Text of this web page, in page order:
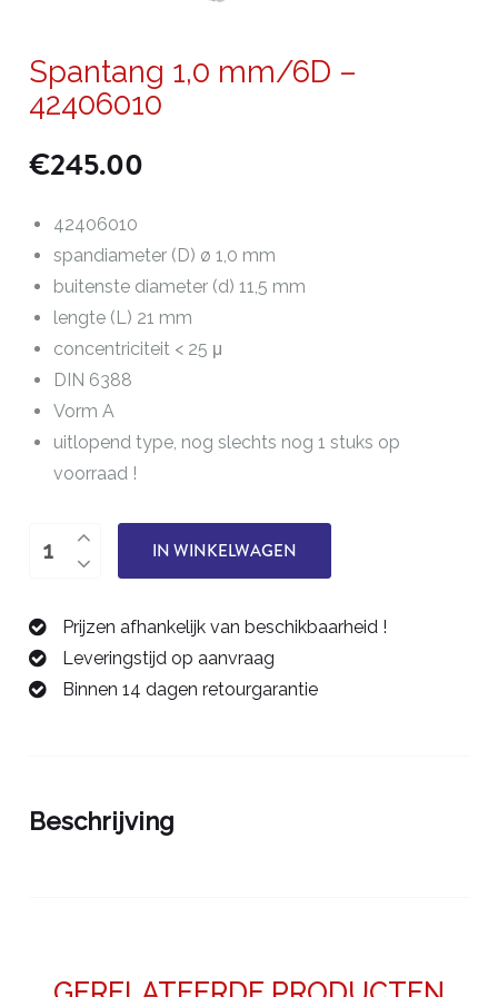
Spantang 1,0 mm/6D –
42406010
€245.00
42406010
spandiameter (D) ø 1,0 mm
buitenste diameter (d) 11,5 mm
lengte (L) 21 mm
concentriciteit < 25 μ
DIN 6388
Vorm A
uitlopend type, nog slechts nog 1 stuks op
voorraad !
Spantang
-
42406010
aantal
IN WINKELWAGEN
Prijzen afhankelijk van beschikbaarheid !
Leveringstijd op aanvraag
Binnen 14 dagen retourgarantie
Beschrijving